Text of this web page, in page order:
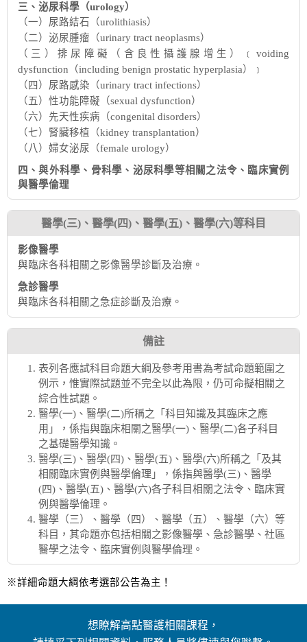
三、泌尿科學（urology）
（一）尿路結石（urolithiasis）
（二）泌尿腫瘤（urinary tract neoplasms）
（三）排尿障礙（含良性攝護腺增生）﹝voiding
dysfunction（including benign prostatic hyperplasia）﹞
（四）尿路感染（urinary tract infections）
（五）性功能障礙（sexual dysfunction）
（六）先天性疾病（congenital disorders）
（七）腎臟移植（kidney transplantation）
（八）婦女泌尿（female urology）
四、與外科學、骨科學、泌尿科學等相關之法令、臨床實例
與醫學倫理
醫學(三)、醫學(四)、醫學(五)、醫學(六)等科目
影像醫學
與臨床各科相關之影像醫學診斷及治療。
急診醫學
與臨床各科相關之急症診斷及治療。
備註
表列各應試科目命題大綱及參考用書為考試命題範圍之
例示，惟實際試題並不完全以此為限，仍可命擬相關之
綜合性試題。
醫學(一)、醫學(二)所稱之「科目知識及其臨床之應
用」，係指與臨床相關之醫學(一)、醫學(二)各子科目
之基礎醫學知識。
醫學(三)、醫學(四)、醫學(五)、醫學(六)所稱之「及其
相關臨床實例與醫學倫理」，係指與醫學(三)、醫學
(四)、醫學(五)、醫學(六)各子科目相關之法令、臨床實
例與醫學倫理。
醫學（三）、醫學（四）、醫學（五）、醫學（六）等
科目，其命題亦包括相關之影像醫學、急診醫學、社區
醫學之法令、臨床實例與醫學倫理。
※詳細命題大綱依考選部公告為主！
想瞭解高點醫護相關課程，